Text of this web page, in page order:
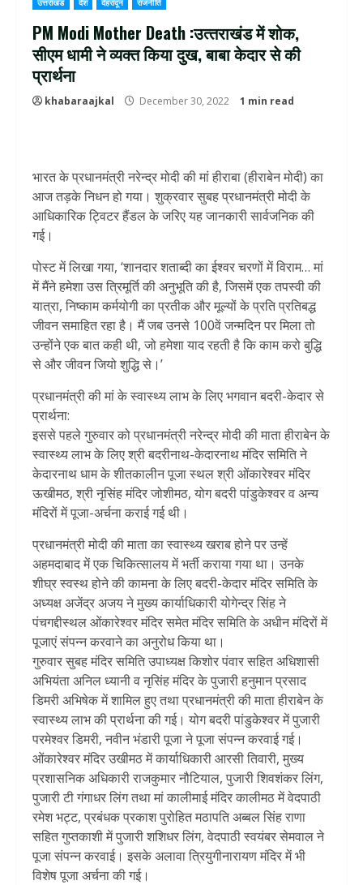
PM Modi Mother Death :उत्‍तराखंड में शोक,
सीएम धामी ने व्‍यक्‍त किया दुख, बाबा केदार से की
प्रार्थना
khabaraajkal December 30, 2022 1 min read
भारत के प्रधानमंत्री नरेन्‍द्र मोदी की मां हीराबा (हीराबेन मोदी) का
आज तड़के निधन हो गया। शुक्रवार सुबह प्रधानमंत्री मोदी के
आधिकारिक ट्विटर हैंडल के जरिए यह जानकारी सार्वजनिक की
गई।
पोस्ट में लिखा गया, ‘शानदार शताब्दी का ईश्वर चरणों में विराम… मां
में मैंने हमेशा उस त्रिमूर्ति की अनुभूति की है, जिसमें एक तपस्वी की
यात्रा, निष्काम कर्मयोगी का प्रतीक और मूल्यों के प्रति प्रतिबद्ध
जीवन समाहित रहा है। मैं जब उनसे 100वें जन्मदिन पर मिला तो
उन्होंने एक बात कही थी, जो हमेशा याद रहती है कि काम करो बुद्धि
से और जीवन जियो शुद्धि से।’
प्रधानमंत्री की मां के स्वास्थ्य लाभ के लिए भगवान बदरी-केदार से
प्रार्थना:
इससे पहले गुरुवार को प्रधानमंत्री नरेन्द्र मोदी की माता हीराबेन के
स्वास्थ्य लाभ के लिए श्री बदरीनाथ-केदारनाथ मंदिर समिति ने
केदारनाथ धाम के शीतकालीन पूजा स्थल श्री ओंकारेश्वर मंदिर
ऊखीमठ, श्री नृसिंह मंदिर जोशीमठ, योग बदरी पांडुकेश्वर व अन्य
मंदिरों में पूजा-अर्चना कराई गई थी।
प्रधानमंत्री मोदी की माता का स्वास्थ्य खराब होने पर उन्हें
अहमदाबाद में एक चिकित्सालय में भर्ती कराया गया था। उनके
शीघ्र स्वस्थ होने की कामना के लिए बदरी-केदार मंदिर समिति के
अध्यक्ष अजेंद्र अजय ने मुख्य कार्याधिकारी योगेन्द्र सिंह ने
पंचगद्दीस्थल ओंकारेश्वर मंदिर समेत मंदिर समिति के अधीन मंदिरों में
पूजाएं संपन्न करवाने का अनुरोध किया था।
गुरुवार सुबह मंदिर समिति उपाध्यक्ष किशोर पंवार सहित अधिशासी
अभियंता अनिल ध्यानी व नृसिंह मंदिर के पुजारी हनुमान प्रसाद
डिमरी अभिषेक में शामिल हुए तथा प्रधानमंत्री की माता हीराबेन के
स्वास्थ्य लाभ की प्रार्थना की गई। योग बदरी पांडुकेश्वर में पुजारी
परमेश्वर डिमरी, नवीन भंडारी पूजा ने पूजा संपन्न करवाई गई।
ओंकारेश्वर मंदिर उखीमठ में कार्याधिकारी आरसी तिवारी, मुख्य
प्रशासनिक अधिकारी राजकुमार नौटियाल, पुजारी शिवशंकर लिंग,
पुजारी टी गंगाधर लिंग तथा मां कालीमाई मंदिर कालीमठ में वेदपाठी
रमेश भट्ट, प्रबंधक प्रकाश पुरोहित मठापति अब्बल सिंह राणा
सहित गुप्तकाशी में पुजारी शशिधर लिंग, वेदपाठी स्वयंबर सेमवाल ने
पूजा संपन्न करवाई। इसके अलावा त्रियुगीनारायण मंदिर में भी
विशेष पूजा अर्चना की गई।